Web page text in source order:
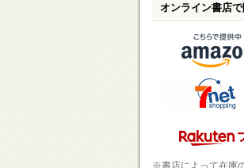
オンライン書店
※書店によって在庫